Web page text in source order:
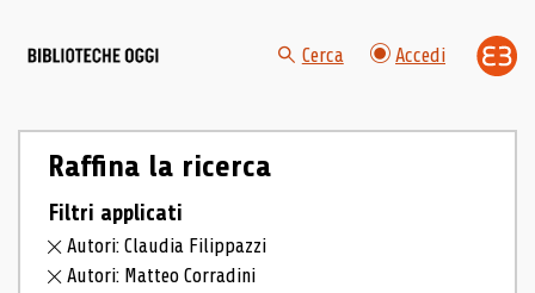
Cerca Accedi
Raffina la ricerca
Filtri applicati
Autori: Claudia Filippazzi
Autori: Matteo Corradini